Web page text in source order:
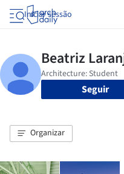
Iniciar sessão
Seguir
Organizar